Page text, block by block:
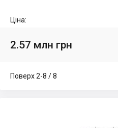
Ціна:
2.57 млн грн
Поверх 2-8 / 8